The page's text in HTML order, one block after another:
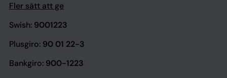
Fler sätt att ge
Swish: 9001223
Plusgiro: 90 01 22-3
Bankgiro: 900-1223